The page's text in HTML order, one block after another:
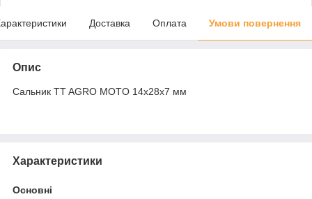
Доставка Оплата Умови повернення
Опис
Сальник TT AGRO MOTO 14x28x7 мм
Характеристики
Основні